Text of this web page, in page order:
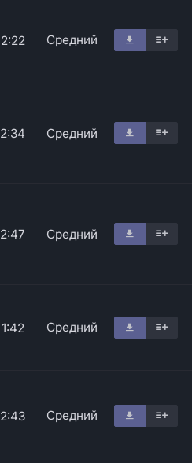
2:22 Средний
2:34 Средний
2:47 Средний
1:42 Средний
2:43 Средний